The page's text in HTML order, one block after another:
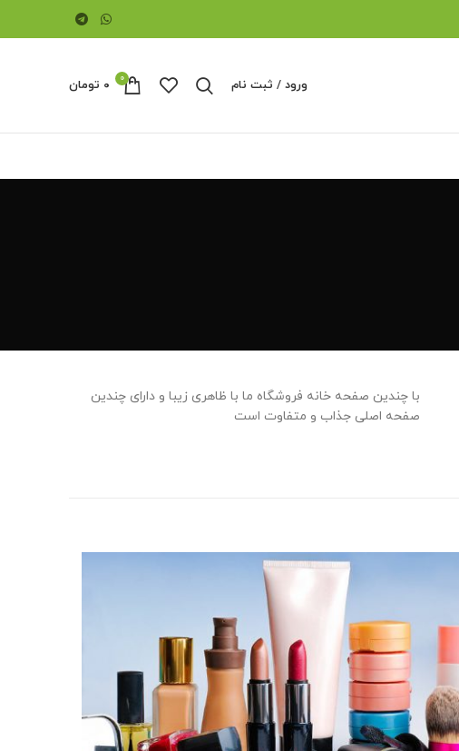
ورود / ثبت نام 0 ۰ تومان
با چندین صفحه خانه فروشگاه ما با ظاهری زیبا و دارای چندین
صفحه اصلی جذاب و متفاوت است